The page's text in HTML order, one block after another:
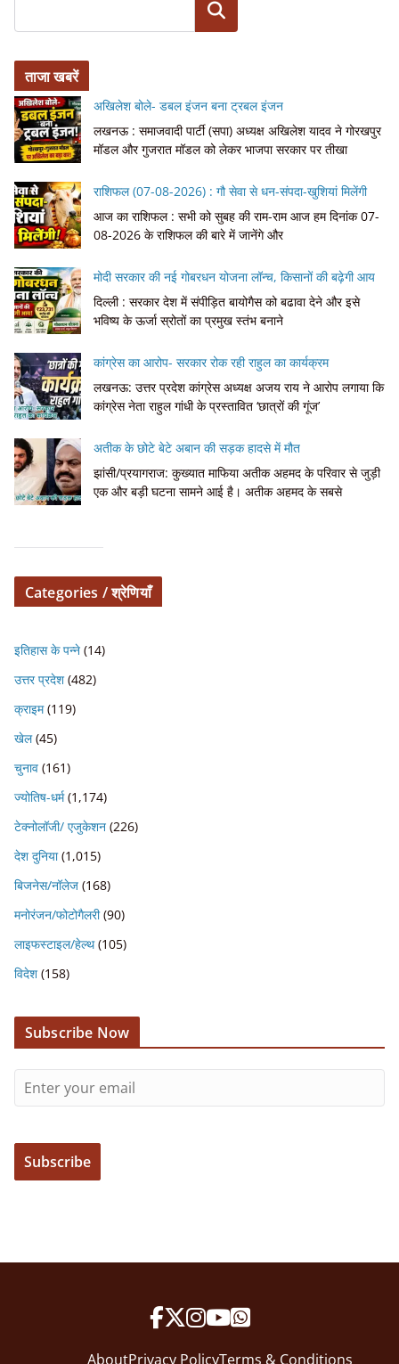
Search
ताजा खबरें
अखिलेश बोले- डबल इंजन बना ट्रबल इंजन
लखनऊ : समाजवादी पार्टी (सपा) अध्यक्ष अखिलेश यादव ने गोरखपुर
मॉडल और गुजरात मॉडल को लेकर भाजपा सरकार पर तीखा
राशिफल (07-08-2026) : गौ सेवा से धन-संपदा-खुशियां मिलेंगी
आज का राशिफल : सभी को सुबह की राम-राम आज हम दिनांक 07-
08-2026 के राशिफल की बारे में जानेंगे और
मोदी सरकार की नई गोबरधन योजना लॉन्च, किसानों की बढ़ेगी आय
दिल्ली : सरकार देश में संपीड़ित बायोगैस को बढावा देने और इसे
भविष्य के ऊर्जा स्रोतों का प्रमुख स्तंभ बनाने
कांग्रेस का आरोप- सरकार रोक रही राहुल का कार्यक्रम
लखनऊ: उत्तर प्रदेश कांग्रेस अध्यक्ष अजय राय ने आरोप लगाया कि
कांग्रेस नेता राहुल गांधी के प्रस्तावित ‘छात्रों की गूंज’
अतीक के छोटे बेटे अबान की सड़क हादसे में मौत
झांसी/प्रयागराज: कुख्यात माफिया अतीक अहमद के परिवार से जुड़ी
एक और बड़ी घटना सामने आई है। अतीक अहमद के सबसे
Categories / श्रेणियाँ
इतिहास के पन्ने (14)
उत्तर प्रदेश (482)
क्राइम(119)
खेल(45)
चुनाव (161)
ज्योतिष-धर्म(1,174)
टेक्नोलॉजी/ एजुकेशन (226)
देश दुनिया(1,015)
बिजनेस/नॉलेज (168)
मनोरंजन/फोटोगैलरी(90)
लाइफस्टाइल/हेल्थ(105)
विदेश (158)
Subscribe Now
AboutPrivacy PolicyTerms & Conditions